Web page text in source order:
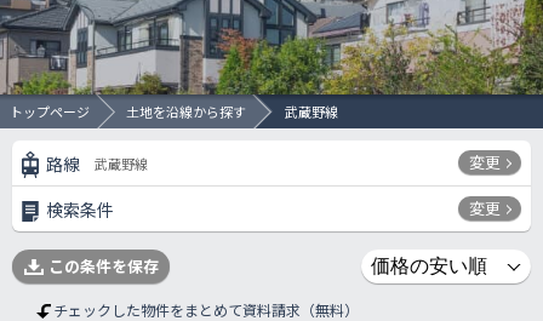
トップページ 土地を沿線から探す 武蔵野線
路線 武蔵野線 変更
検索条件 変更
この条件を保存
チェックした物件をまとめて資料請求（無料）